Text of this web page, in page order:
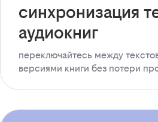
синхронизация
аудиокниг
переключайтесь между
версиями книги без потери